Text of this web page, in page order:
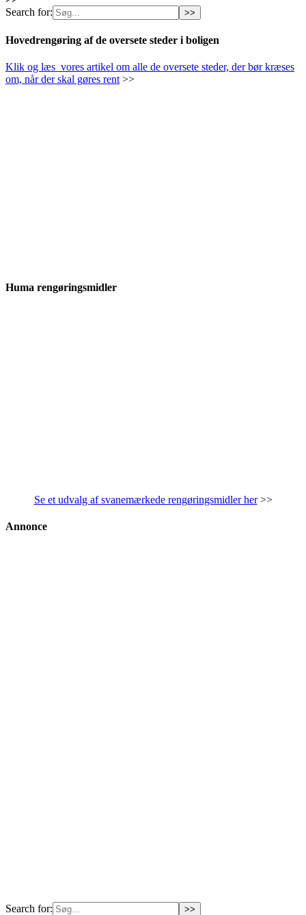
Search for:
Hovedrengøring af de oversete steder i boligen
Klik og læs vores artikel om alle de oversete steder, der bør kræses
om, når der skal gøres rent >>
Huma rengøringsmidler
Se et udvalg af svanemærkede rengøringsmidler her>>
Annonce
Search for: